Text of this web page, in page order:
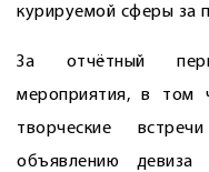
курируемой сферы за
За отчётный
мероприятия, в том
творческие
объявлению